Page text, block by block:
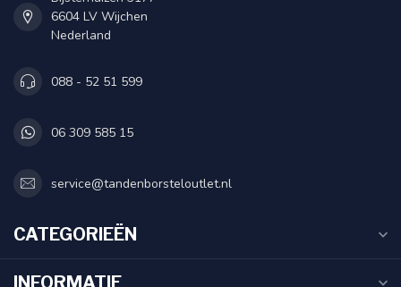
6604 LV Wijchen
Nederland
088 - 52 51 599
06 309 585 15
service@tandenborsteloutlet.nl
CATEGORIEËN